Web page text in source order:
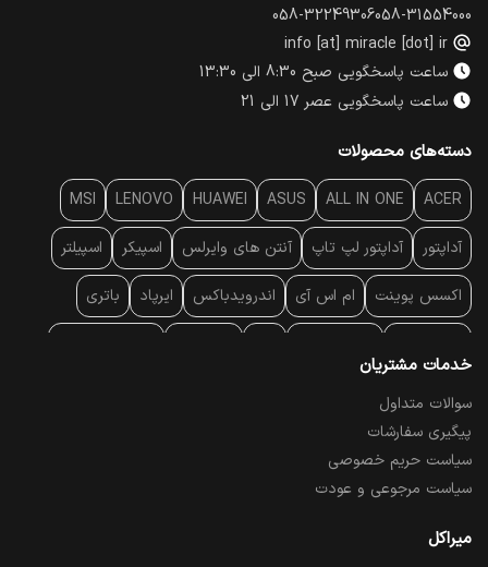
058-31554000
058-32249306
info [at] miracle [dot] ir
ساعت پاسخگویی صبح 8:30 الی 13:30
ساعت پاسخگویی عصر 17 الی 21
دسته‌های محصولات
ACER
ALL IN ONE
ASUS
HUAWEI
LENOVO
MSI
آداپتور آداپتور لپ تاپ آنتن‌ های وایرلس اسپیکر اسپیلتر
اکسس پوینت ام اس آی اندرویدباکس ایرپاد باتری
پایه سقفی
پرده نمایش
تبلت و موبایل تجهیزات پسیو شبکه
تلویزیون
خدمات مشتریان
سوالات متداول
پیگیری سفارشات
سیاست حریم خصوصی
سیاست مرجوعی و عودت
میراکل